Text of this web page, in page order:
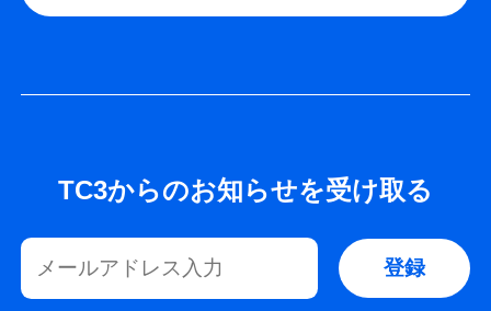
TC3からのお知らせを受け取る